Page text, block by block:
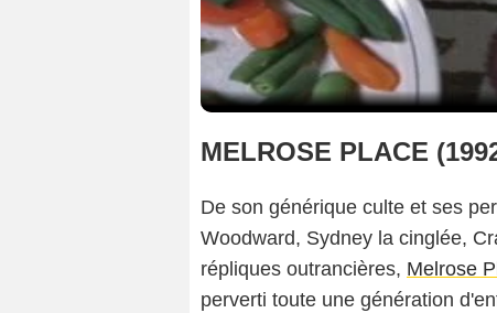
MELROSE PLACE
De son générique culte et ses
Woodward, Sydney la cinglée,
répliques outrancières, Melrose
perverti toute une génération